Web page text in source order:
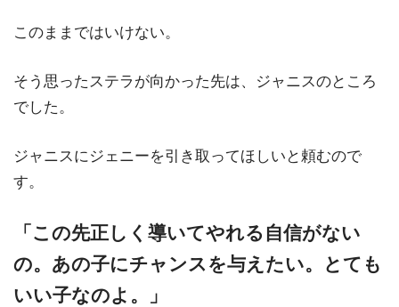
このままではいけない。
そう思ったステラが向かった先は、ジャニスのところ
でした。
ジャニスにジェニーを引き取ってほしいと頼むので
す。
「この先正しく導いてやれる自信がない
の。あの子にチャンスを与えたい。とても
いい子なのよ。」